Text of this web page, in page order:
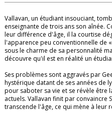
Vallavan, un étudiant insouciant,
enseignante de trois ans son aînée.
leur différence d'âge, il la courtise
l'apparence peu conventionnelle de
sous le charme de sa personnalité
découvre qu'il est en réalité un
Ses problèmes sont aggravés par
hystérique datant de ses années de
pour saboter sa vie et se révèle être
actuels. Vallavan finit par convaincre
transcende l'âge, ce qui mène à leur